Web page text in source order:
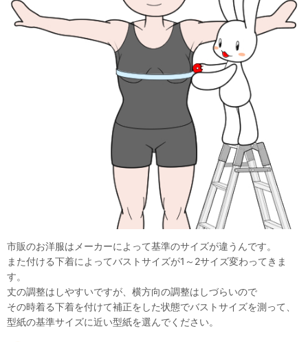
市販のお洋服はメーカーによって基準のサイズが違うんです。
また付ける下着によってバストサイズが1～2サイズ変わってきま
す。
丈の調整はしやすいですが、横方向の調整はしづらいので
その時着る下着を付けて補正をした状態でバストサイズを測って、
型紙の基準サイズに近い型紙を選んでください。